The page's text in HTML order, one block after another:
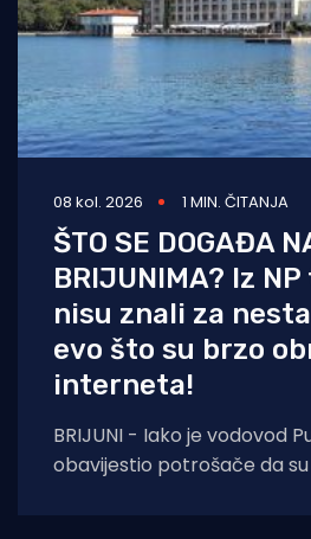
08 kol. 2026 1 MIN. ČITANJA
ŠTO SE DOGAĐA
BRIJUNIMA? Iz
nisu znali za
evo što su brzo
interneta!
BRIJUNI - Iako je vodovod
obavijestio potrošače da